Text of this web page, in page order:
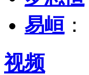
易峘 ：
视频